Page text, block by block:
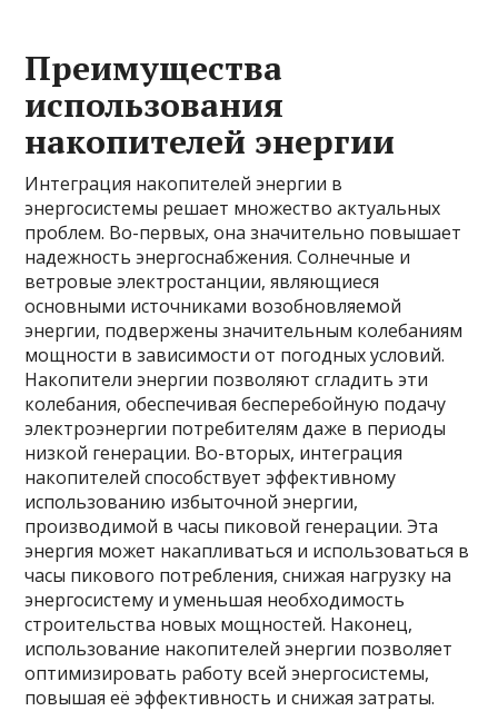
Преимущества
использования
накопителей энергии
Интеграция накопителей энергии в
энергосистемы решает множество актуальных
проблем. Во-первых, она значительно повышает
надежность энергоснабжения. Солнечные и
ветровые электростанции, являющиеся
основными источниками возобновляемой
энергии, подвержены значительным колебаниям
мощности в зависимости от погодных условий.
Накопители энергии позволяют сгладить эти
колебания, обеспечивая бесперебойную подачу
электроэнергии потребителям даже в периоды
низкой генерации. Во-вторых, интеграция
накопителей способствует эффективному
использованию избыточной энергии,
производимой в часы пиковой генерации. Эта
энергия может накапливаться и использоваться в
часы пикового потребления, снижая нагрузку на
энергосистему и уменьшая необходимость
строительства новых мощностей. Наконец,
использование накопителей энергии позволяет
оптимизировать работу всей энергосистемы,
повышая её эффективность и снижая затраты.